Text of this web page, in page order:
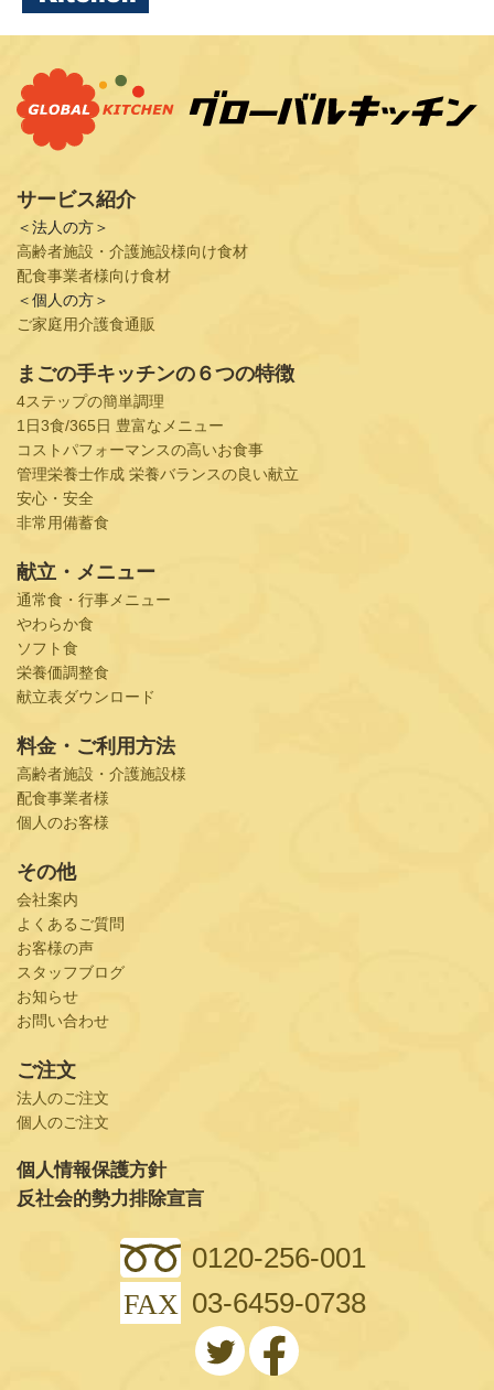
サービス紹介
＜法人の方＞
高齢者施設・介護施設様向け食材
配食事業者様向け食材
＜個人の方＞
ご家庭用介護食通販
まごの手キッチンの６つの特徴
4ステップの簡単調理
1日3食/365日 豊富なメニュー
コストパフォーマンスの高いお食事
管理栄養士作成 栄養バランスの良い献立
安心・安全
非常用備蓄食
献立・メニュー
通常食・行事メニュー
やわらか食
ソフト食
栄養価調整食
献立表ダウンロード
料金・ご利用方法
高齢者施設・介護施設様
配食事業者様
個人のお客様
その他
会社案内
よくあるご質問
お客様の声
スタッフブログ
お知らせ
お問い合わせ
ご注文
法人のご注文
個人のご注文
個人情報保護方針
反社会的勢力排除宣言
0120-256-001
FAX 03-6459-0738